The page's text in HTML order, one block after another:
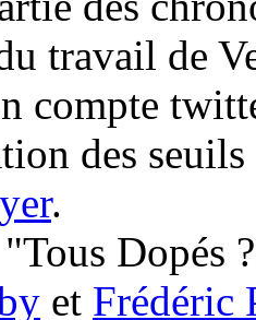
travail de
compte
des
.
Dopés
et Frédéric